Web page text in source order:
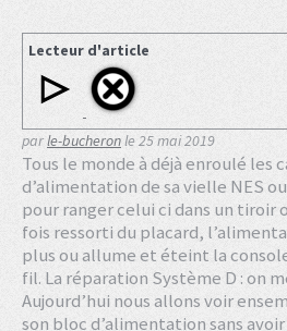
Lecteur d'article
parle-bucheronle 25 mai 2019
Tous le monde à déjà enroulé les
d’alimentation de sa vielle NES
pour ranger celui ci dans un tiroir
fois ressorti du placard,
plus ou allume et éteint la
fil. La réparation Système D : on
Aujourd’hui nous allons voir
son bloc d’alimentation sans